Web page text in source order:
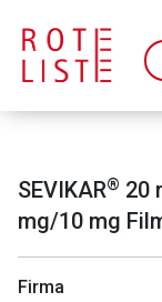
SEVIKAR® 20
mg/10 mg
Firma